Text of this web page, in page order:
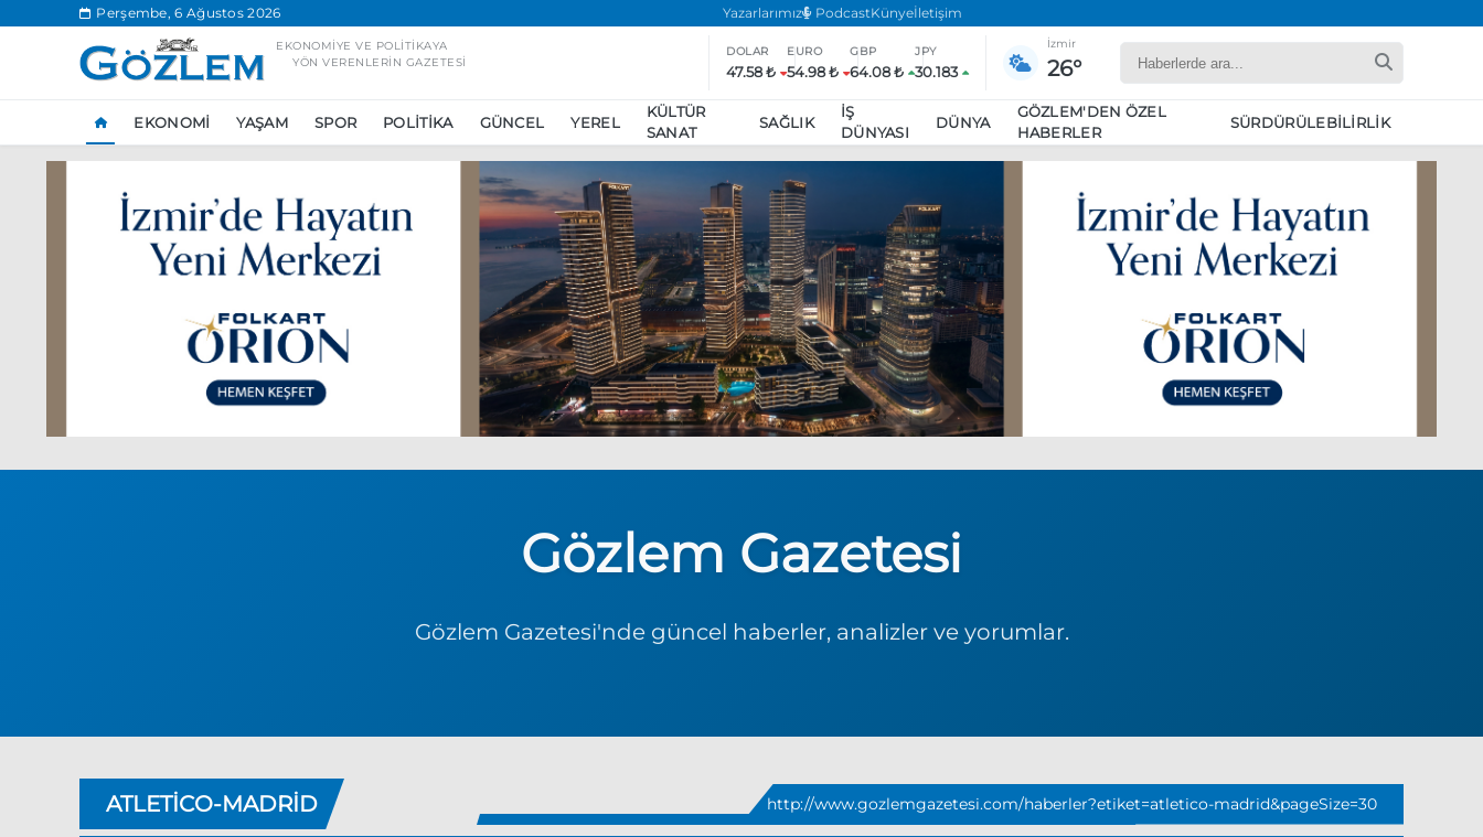
Perşembe, 6 Ağustos 2026 Yazarlarımız PodcastKünyeİletişim
EKONOMIYE VE POLITIKAYA
YÖN VERENLERIN GAZETESI
DOLAR
47.58 ₺
EURO
54.98 ₺
GBP
64.08 ₺
JPY
30.183
İzmir
26°
EKONOMI YAŞAM SPOR POLITIKA GÜNCEL YEREL
KÜLTÜR
SANAT
SAĞLIK
İŞ
DÜNYASI
DÜNYA
GÖZLEM'DEN ÖZEL
HABERLER
SÜRDÜRÜLEBILIRLIK
Ankara’da eylem yasağı uzatıldı
Özgür Özel, Ekrem İmamoğlu’nu ziyaret edecek
Ünlü çift bir etkinliğe daha katılmama kararı aldı
Boykot
Gözlem Gazetesi
Gözlem Gazetesi'nde güncel haberler, analizler ve yorumlar.
ATLETICO-MADRID http://www.gozlemgazetesi.com/haberler?etiket=atletico-madrid&pageSize=30